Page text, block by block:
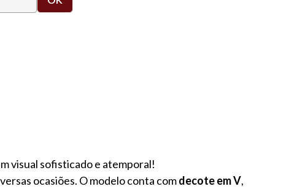
visual sofisticado e atemporal!
ocasiões. O modelo conta comdecote em V,